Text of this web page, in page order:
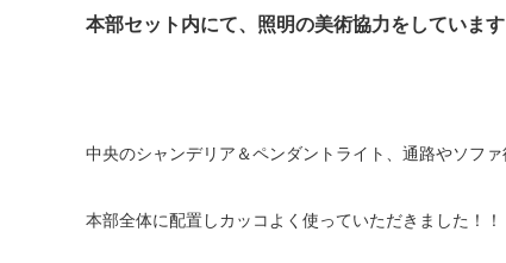
本部セット内にて、照明の美術協力をしています
中央のシャンデリア＆ペンダントライト、通路やソファ
本部全体に配置しカッコよく使っていただきました！！